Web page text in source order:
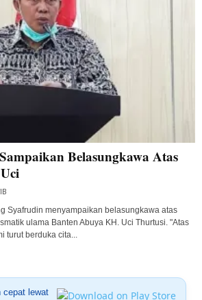
Belasungkawa Atas
Syafrudin menyampaikan belasungkawa atas
ulama Banten Abuya KH. Uci Thurtusi. "Atas
turut berduka cita...
cepat lewat